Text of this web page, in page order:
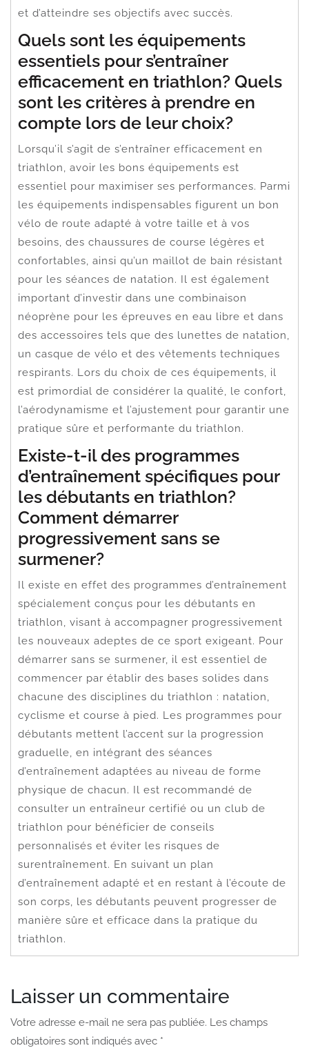
et d’atteindre ses objectifs avec succès.
Quels sont les équipements
essentiels pour s’entraîner
efficacement en triathlon? Quels
sont les critères à prendre en
compte lors de leur choix?
Lorsqu’il s’agit de s’entraîner efficacement en
triathlon, avoir les bons équipements est
essentiel pour maximiser ses performances. Parmi
les équipements indispensables figurent un bon
vélo de route adapté à votre taille et à vos
besoins, des chaussures de course légères et
confortables, ainsi qu’un maillot de bain résistant
pour les séances de natation. Il est également
important d’investir dans une combinaison
néoprène pour les épreuves en eau libre et dans
des accessoires tels que des lunettes de natation,
un casque de vélo et des vêtements techniques
respirants. Lors du choix de ces équipements, il
est primordial de considérer la qualité, le confort,
l’aérodynamisme et l’ajustement pour garantir une
pratique sûre et performante du triathlon.
Existe-t-il des programmes
d’entraînement spécifiques pour
les débutants en triathlon?
Comment démarrer
progressivement sans se
surmener?
Il existe en effet des programmes d’entraînement
spécialement conçus pour les débutants en
triathlon, visant à accompagner progressivement
les nouveaux adeptes de ce sport exigeant. Pour
démarrer sans se surmener, il est essentiel de
commencer par établir des bases solides dans
chacune des disciplines du triathlon : natation,
cyclisme et course à pied. Les programmes pour
débutants mettent l’accent sur la progression
graduelle, en intégrant des séances
d’entraînement adaptées au niveau de forme
physique de chacun. Il est recommandé de
consulter un entraîneur certifié ou un club de
triathlon pour bénéficier de conseils
personnalisés et éviter les risques de
surentraînement. En suivant un plan
d’entraînement adapté et en restant à l’écoute de
son corps, les débutants peuvent progresser de
manière sûre et efficace dans la pratique du
triathlon.
Laisser un commentaire
Votre adresse e-mail ne sera pas publiée. Les champs
obligatoires sont indiqués avec *